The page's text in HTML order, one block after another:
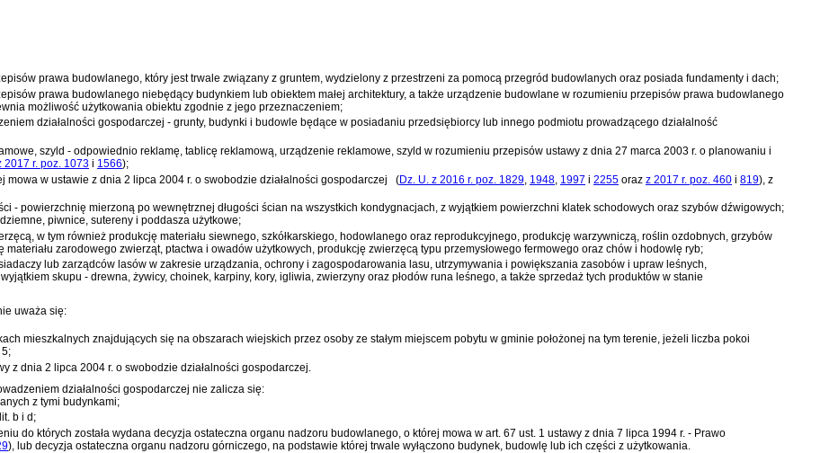
prawa budowlanego, który jest trwale związany z gruntem, wydzielony z przestrzeni za pomocą przegród budowlanych oraz posiada fundamenty i dach;
prawa budowlanego niebędący budynkiem lub obiektem małej architektury, a także urządzenie budowlane w rozumieniu przepisów prawa budowlanego
możliwość użytkowania obiektu zgodnie z jego przeznaczeniem;
działalności gospodarczej - grunty, budynki i budowle będące w posiadaniu przedsiębiorcy lub innego podmiotu prowadzącego działalność
szyld - odpowiednio reklamę, tablicę reklamową, urządzenie reklamowe, szyld w rozumieniu przepisów ustawy z dnia 27 marca 2003 r. o planowaniu i
2017 r. poz. 1073 i 1566);
mowa w ustawie z dnia 2 lipca 2004 r. o swobodzie działalności gospodarczej (Dz. U. z 2016 r. poz. 1829 1948 1997 i 2255 oraz z 2017 r. poz. 460 i 819) , z
- powierzchnię mierzoną po wewnętrznej długości ścian na wszystkich kondygnacjach, z wyjątkiem powierzchni klatek schodowych oraz szybów dźwigowych;
piwnice, sutereny i poddasza użytkowe;
w tym również produkcję materiału siewnego, szkółkarskiego, hodowlanego oraz reprodukcyjnego, produkcję warzywniczą, roślin ozdobnych, grzybów
zarodowego zwierząt, ptactwa i owadów użytkowych, produkcję zwierzęcą typu przemysłowego fermowego oraz chów i hodowlę ryb;
lub zarządców lasów w zakresie urządzania, ochrony i zagospodarowania lasu, utrzymywania i powiększania zasobów i upraw leśnych,
skupu - drewna, żywicy, choinek, karpiny, kory, igliwia, zwierzyny oraz płodów runa leśnego, a także sprzedaż tych produktów w stanie
uważa się:
mieszkalnych znajdujących się na obszarach wiejskich przez osoby ze stałym miejscem pobytu w gminie położonej na tym terenie, jeżeli liczba pokoi
z dnia 2 lipca 2004 r. o swobodzie działalności gospodarczej.
działalności gospodarczej nie zalicza się:
z tymi budynkami;
b i d;
do których została wydana decyzja ostateczna organu nadzoru budowlanego, o której mowa w art. 67 ust. 1 ustawy z dnia 7 lipca 1994 r. - Prawo
), lub decyzja ostateczna organu nadzoru górniczego, na podstawie której trwale wyłączono budynek, budowlę lub ich części z użytkowania.